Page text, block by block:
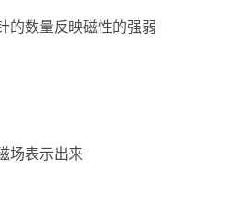
数量反映磁性的强弱
场表示出来